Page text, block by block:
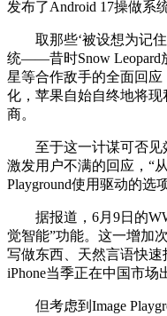
发布了Android 17操做系
取那些‘被设想为记住
统——昔时Snow Leopard
星等合作敌手的全面回
化，苹果自始自终地将
商。
至于这一计谋可否见效
激发用户不满的回应，“
Playground使用驱动的选项
据报道，6月9日的
觉智能”功能。这一增加
写做东西、天然言语快
iPhone当季正在中国市场
但考虑到Image